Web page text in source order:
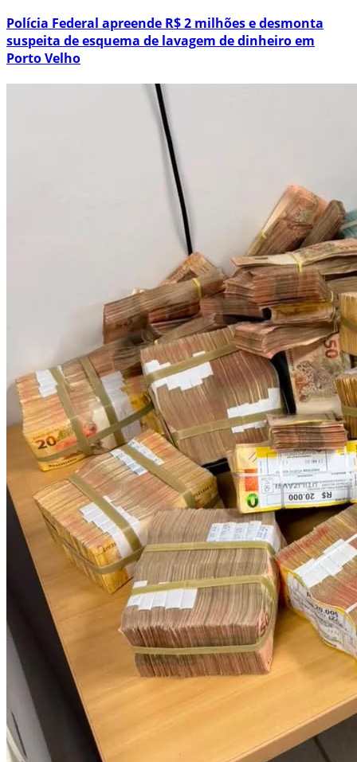
Polícia Federal apreende R$ 2 milhões e desmonta
suspeita de esquema de lavagem de dinheiro em
Porto Velho